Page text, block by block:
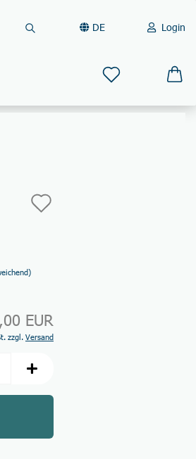
DE Login
E-Mail
EUR
zzgl. Versand